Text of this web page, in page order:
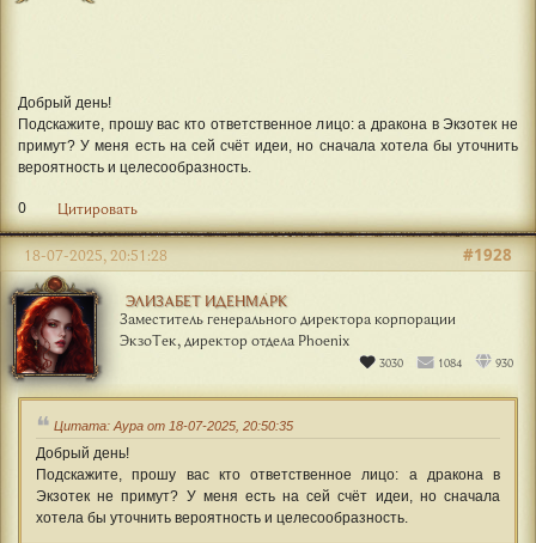
Добрый день!
Подскажите, прошу вас кто ответственное лицо: а дракона в Экзотек не
примут? У меня есть на сей счёт идеи, но сначала хотела бы уточнить
вероятность и целесообразность.
0 Цитировать
ЭЛИЗАБЕТ ИДЕНМАРК
Заместитель генерального директора корпорации
ЭкзоТек, директор отдела Phoenix
3030 1084 930
#1928
18-07-2025, 20:51:28
Цитата: Аура от 18-07-2025, 20:50:35
Добрый день!
Подскажите, прошу вас кто ответственное лицо: а дракона в
Экзотек не примут? У меня есть на сей счёт идеи, но сначала
хотела бы уточнить вероятность и целесообразность.